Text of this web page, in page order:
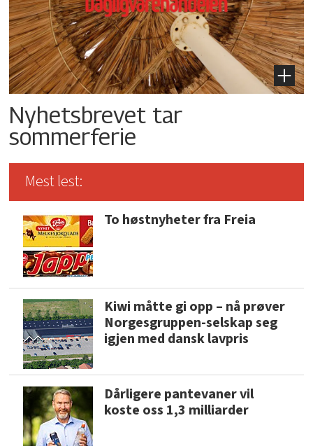
Nyhetsbrevet tar
sommerferie
Mest lest:
To høstnyheter fra Freia
Kiwi måtte gi opp – nå prøver
Norgesgruppen-selskap seg
igjen med dansk lavpris
Dårligere pantevaner vil
koste oss 1,3 milliarder